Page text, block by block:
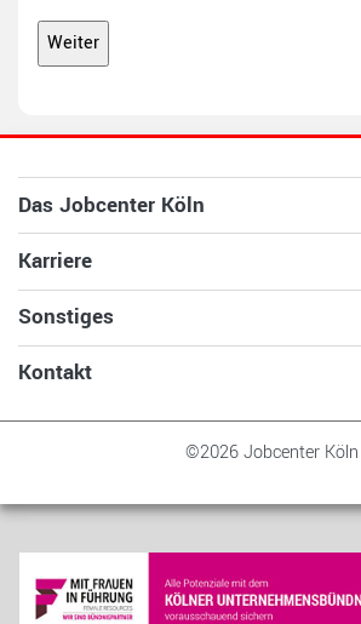
Das Jobcenter Köln
Karriere
Sonstiges
Kontakt
©2026 Jobcenter Köln